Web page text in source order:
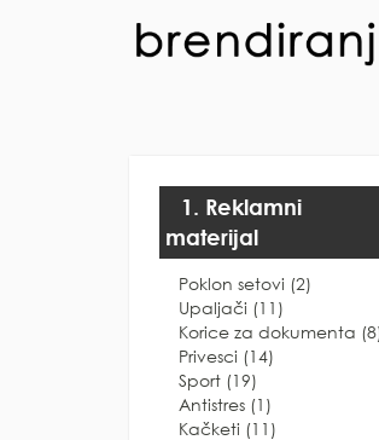
1. Reklamni
materijal
Poklon setovi (2)
Upaljači (11)
Korice za dokumenta
Privesci (14)
Sport (19)
Antistres (1)
Kačketi (11)